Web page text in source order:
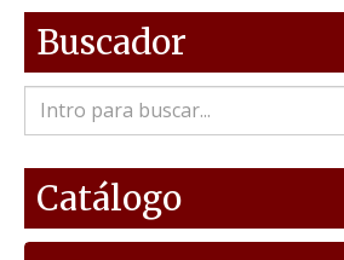
Buscador
Catálogo